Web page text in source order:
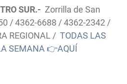
SUR.- Zorrilla de San
/ 4362-6688 / 4362-2342 /
REGIONAL / TODAS LAS
SEMANA 👉AQUÍ